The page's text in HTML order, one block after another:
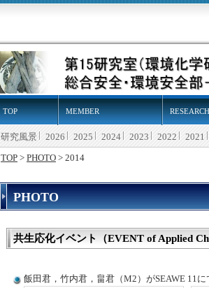
TOP MEMBER RESEARCH
研究風景 2026 2025 2024 2023 2022 2021
TOP > PHOTO > 2014
PHOTO
共生応化イベント（EVENT of Applied
飯田君，竹内君，畠君（M2）がSEAWE 11